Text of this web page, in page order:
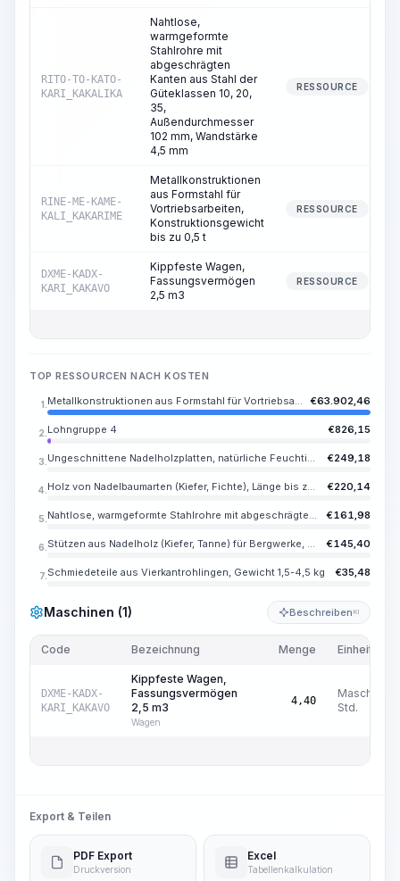
RITO-TO-KATO-
KARI_KAKALIKA
Nahtlose,
warmgeformte
Stahlrohre mit
abgeschrägten
Kanten aus Stahl der
Güteklassen 10, 20,
35,
Außendurchmesser
102 mm, Wandstärke
4,5 mm
RESSOURCE
RINE-ME-KAME-
KALI_KAKARIME
Metallkonstruktionen
aus Formstahl für
Vortriebsarbeiten,
Konstruktionsgewicht
bis zu 0,5 t
RESSOURCE
DXME-KADX-
KARI_KAKAVO
Kippfeste Wagen,
Fassungsvermögen
2,5 m3
RESSOURCE
TOP RESSOURCEN NACH KOSTEN
1. Metallkonstruktionen aus Formstahl für Vortriebsarbeiten, Konstruktionsgewicht bis zu 0,5 t €63.902,46
2. Lohngruppe 4 €826,15
3. Ungeschnittene Nadelholzplatten, natürliche Feuchtigkeit, Länge 2-6,5 m, Breite 100-250, Dicke 30-50 mm, Sortierung IV €249,18
4. Holz von Nadelbaumarten (Kiefer, Fichte), Länge bis zu 1,6 m €220,14
5. Nahtlose, warmgeformte Stahlrohre mit abgeschrägten Kanten aus Stahl der Güteklassen 10, 20, 35, Außendurchmesser 102 mm, Wandstärke 4,5 mm €161,98
6. Stützen aus Nadelholz (Kiefer, Tanne) für Bergwerke, Länge 0,9-4 m, Durchmesser 7-24 cm €145,40
7. Schmiedeteile aus Vierkantrohlingen, Gewicht 1,5-4,5 kg €35,48
Maschinen (1) Beschreiben KI
Code Bezeichnung Menge Einheit
DXME-KADX-
KARI_KAKAVO
Kippfeste Wagen,
Fassungsvermögen
2,5 m3
Wagen
4,40
Masch.-
Std.
Export & Teilen
PDF Export
Druckversion
Excel
Tabellenkalkulation